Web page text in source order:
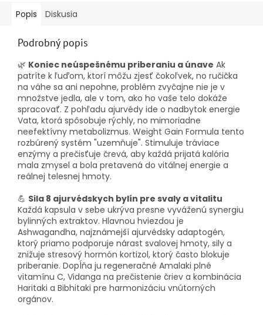
Popis Diskusia
Podrobný popis
🌿 Koniec neúspešnému priberaniu a únave Ak
patríte k ľuďom, ktorí môžu zjesť čokoľvek, no ručička
na váhe sa ani nepohne, problém zvyčajne nie je v
množstve jedla, ale v tom, ako ho vaše telo dokáže
spracovať. Z pohľadu ajurvédy ide o nadbytok energie
Vata, ktorá spôsobuje rýchly, no mimoriadne
neefektívny metabolizmus. Weight Gain Formula tento
rozbúrený systém "uzemňuje". Stimuluje tráviace
enzýmy a prečisťuje črevá, aby každá prijatá kalória
mala zmysel a bola pretavená do vitálnej energie a
reálnej telesnej hmoty.
💪 Sila 8 ajurvédskych bylín pre svaly a vitalitu
Každá kapsula v sebe ukrýva presne vyváženú synergiu
bylinných extraktov. Hlavnou hviezdou je
Ashwagandha, najznámejší ajurvédsky adaptogén,
ktorý priamo podporuje nárast svalovej hmoty, sily a
znižuje stresový hormón kortizol, ktorý často blokuje
priberanie. Dopĺňa ju regeneračné Amalaki plné
vitamínu C, Vidanga na prečistenie čriev a kombinácia
Haritaki a Bibhitaki pre harmonizáciu vnútorných
orgánov.